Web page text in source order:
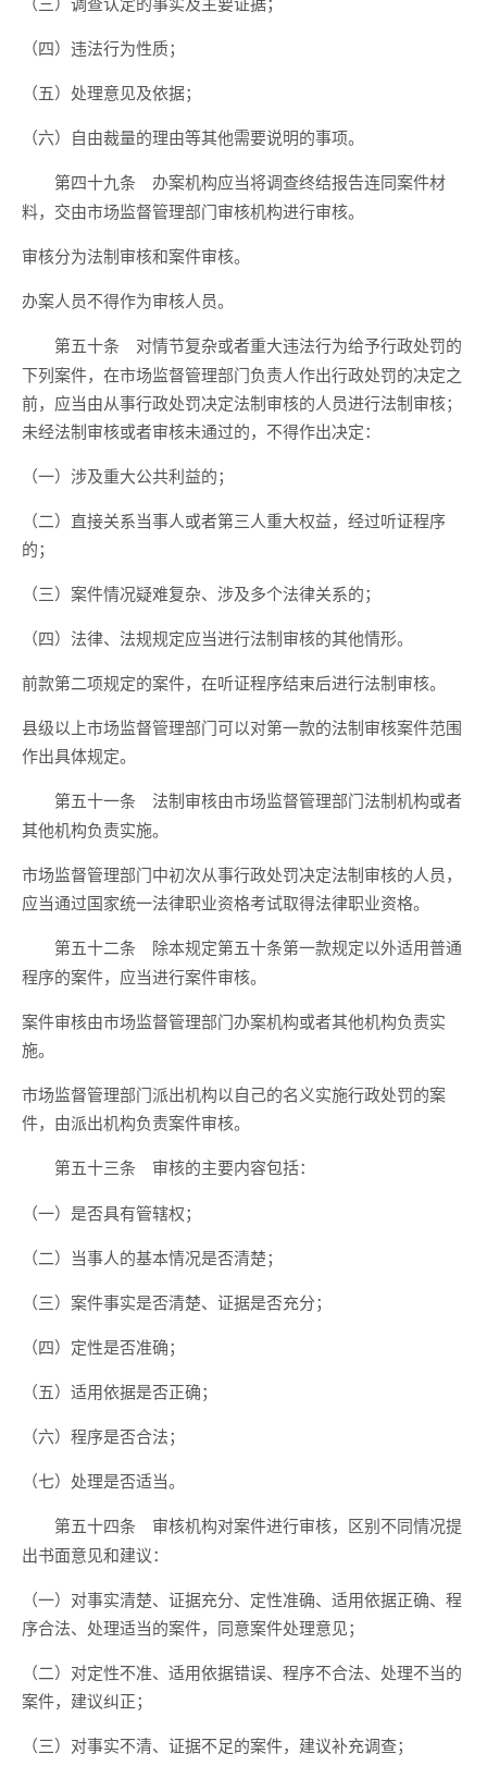
（四）违法行为性质；
（五）处理意见及依据；
（六）自由裁量的理由等其他需要说明的事项。
第四十九条 办案机构应当将调查终结报告连同案件材
料，交由市场监督管理部门审核机构进行审核。
审核分为法制审核和案件审核。
办案人员不得作为审核人员。
第五十条 对情节复杂或者重大违法行为给予行政处罚的
下列案件，在市场监督管理部门负责人作出行政处罚的决定之
前，应当由从事行政处罚决定法制审核的人员进行法制审核；
未经法制审核或者审核未通过的，不得作出决定：
（一）涉及重大公共利益的；
（二）直接关系当事人或者第三人重大权益，经过听证程序
的；
（三）案件情况疑难复杂、涉及多个法律关系的；
（四）法律、法规规定应当进行法制审核的其他情形。
前款第二项规定的案件，在听证程序结束后进行法制审核。
县级以上市场监督管理部门可以对第一款的法制审核案件范围
作出具体规定。
第五十一条 法制审核由市场监督管理部门法制机构或者
其他机构负责实施。
市场监督管理部门中初次从事行政处罚决定法制审核的人员，
应当通过国家统一法律职业资格考试取得法律职业资格。
第五十二条 除本规定第五十条第一款规定以外适用普通
程序的案件，应当进行案件审核。
案件审核由市场监督管理部门办案机构或者其他机构负责实
施。
市场监督管理部门派出机构以自己的名义实施行政处罚的案
件，由派出机构负责案件审核。
第五十三条 审核的主要内容包括：
（一）是否具有管辖权；
（二）当事人的基本情况是否清楚；
（三）案件事实是否清楚、证据是否充分；
（四）定性是否准确；
（五）适用依据是否正确；
（六）程序是否合法；
（七）处理是否适当。
第五十四条 审核机构对案件进行审核，区别不同情况提
出书面意见和建议：
（一）对事实清楚、证据充分、定性准确、适用依据正确、程
序合法、处理适当的案件，同意案件处理意见；
（二）对定性不准、适用依据错误、程序不合法、处理不当的
案件，建议纠正；
（三）对事实不清、证据不足的案件，建议补充调查；